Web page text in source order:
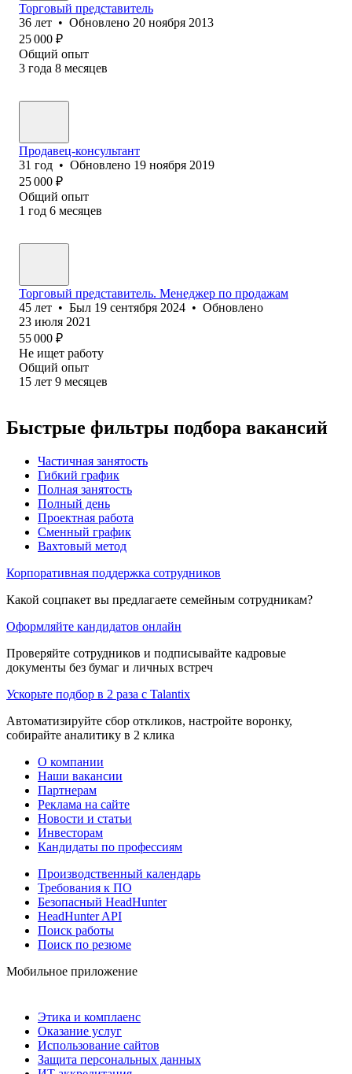
Торговый представитель
36 лет • Обновлено 20 ноября 2013
25 000 ₽
Общий опыт
3 года 8 месяцев
Продавец-консультант
31 год • Обновлено 19 ноября 2019
25 000 ₽
Общий опыт
1 год 6 месяцев
Торговый представитель. Менеджер по продажам
45 лет • Был 19 сентября 2024 • Обновлено
23 июля 2021
55 000 ₽
Не ищет работу
Общий опыт
15 лет 9 месяцев
Быстрые фильтры подбора вакансий
Частичная занятость
Гибкий график
Полная занятость
Полный день
Проектная работа
Сменный график
Вахтовый метод
Корпоративная поддержка сотрудников
Какой соцпакет вы предлагаете семейным сотрудникам?
Оформляйте кандидатов онлайн
Проверяйте сотрудников и подписывайте кадровые
документы без бумаг и личных встреч
Ускорьте подбор в 2 раза с Talantix
Автоматизируйте сбор откликов, настройте воронку,
собирайте аналитику в 2 клика
О компании
Наши вакансии
Партнерам
Реклама на сайте
Новости и статьи
Инвесторам
Кандидаты по профессиям
Производственный календарь
Требования к ПО
Безопасный HeadHunter
HeadHunter API
Поиск работы
Поиск по резюме
Мобильное приложение
Этика и комплаенс
Оказание услуг
Использование сайтов
Защита персональных данных